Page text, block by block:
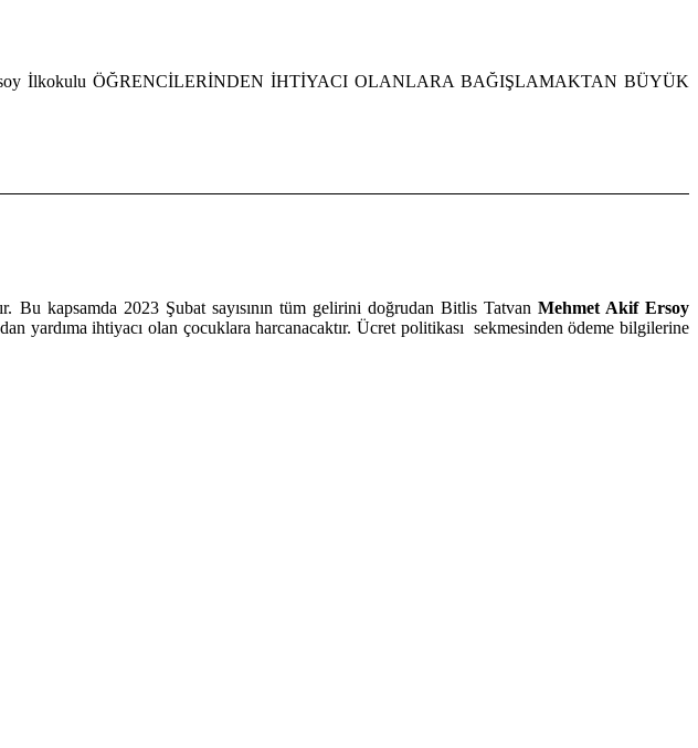
İlkokulu ÖĞRENCİLERİNDEN İHTİYACI OLANLARA BAĞIŞLAMAKTAN BÜYÜK
Bu kapsamda 2023 Şubat sayısının tüm gelirini doğrudan Bitlis Tatvan Mehmet Akif Ersoy
yardıma ihtiyacı olan çocuklara harcanacaktır. Ücret politikası sekmesinden ödeme bilgilerine